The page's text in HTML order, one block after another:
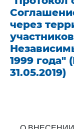
через
1999 года"
31.05.2019)